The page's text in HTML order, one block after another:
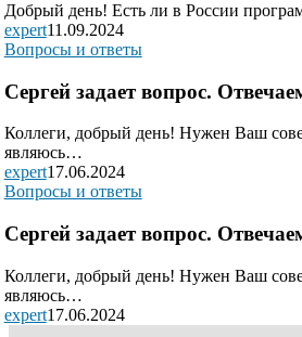
Добрый день! Есть ли в России
expert11.09.2024
Вопросы и ответы
Сергей задает вопрос.
Коллеги, добрый день! Нужен Ваш
являюсь…
expert17.06.2024
Вопросы и ответы
Сергей задает вопрос.
Коллеги, добрый день! Нужен Ваш
являюсь…
expert17.06.2024